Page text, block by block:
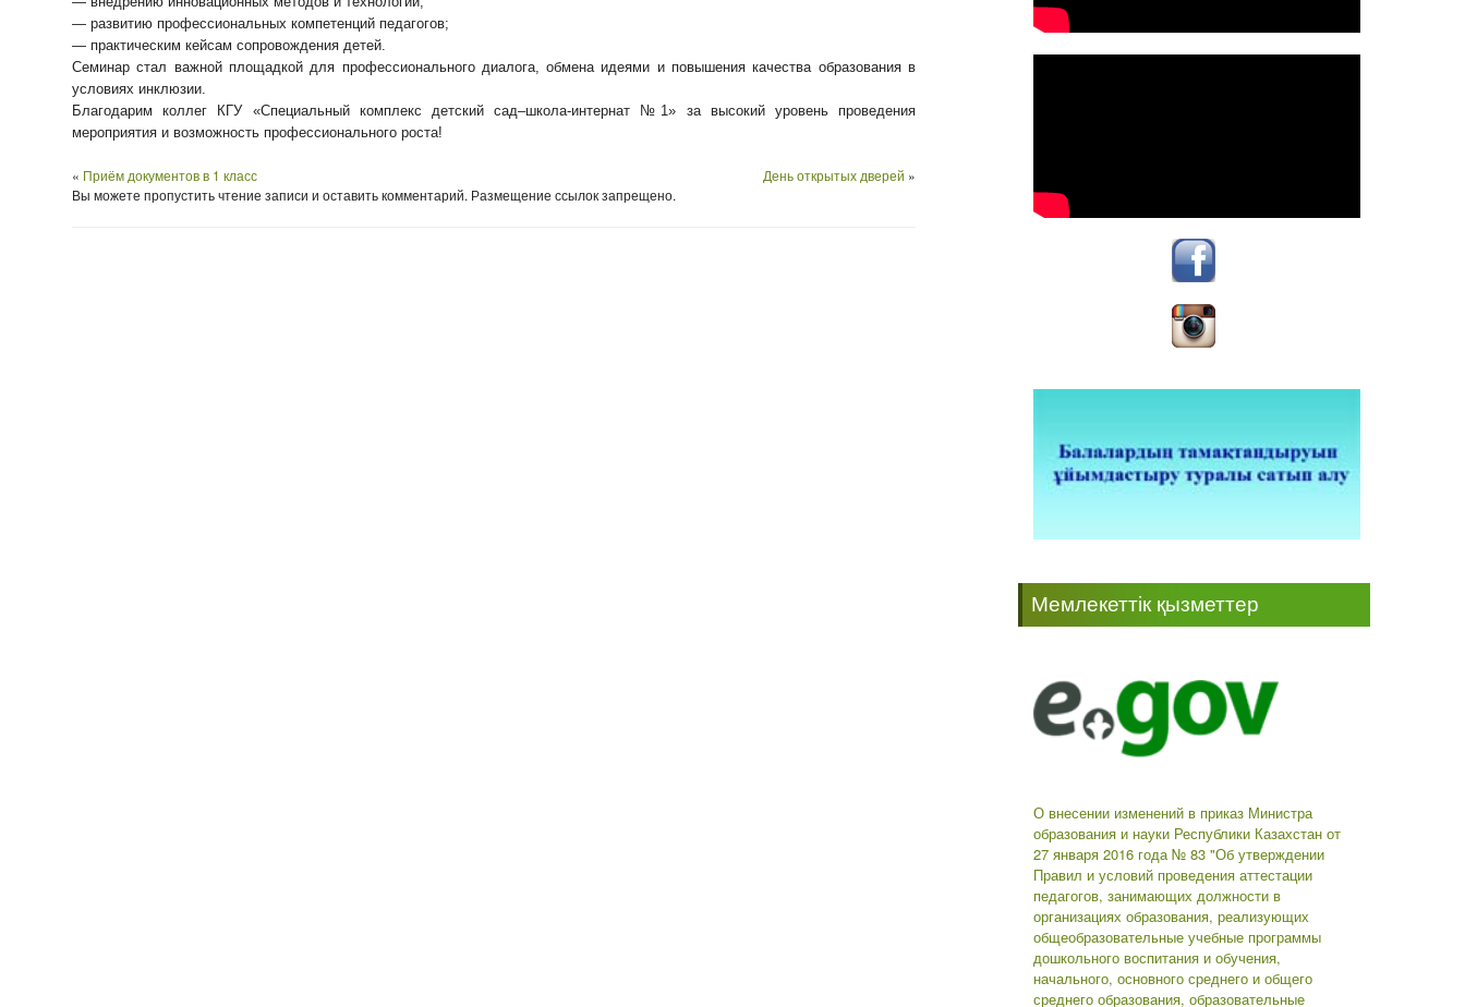
— развитию профессиональных компетенций педагогов;
— практическим кейсам сопровождения детей.
Семинар стал важной площадкой для профессионального диалога, обмена идеями и повышения качества образования в
условиях инклюзии.
Благодарим коллег КГУ «Специальный комплекс детский сад–школа-интернат №1» за высокий уровень проведения
мероприятия и возможность профессионального роста!
« Приём документов в 1 класс День открытых дверей »
Вы можете пропустить чтение записи и оставить комментарий. Размещение ссылок запрещено.
Мемлекеттік қызметтер
О внесении изменений в приказ Министра
образования и науки Республики Казахстан от
27 января 2016 года № 83 "Об утверждении
Правил и условий проведения аттестации
педагогов, занимающих должности в
организациях образования, реализующих
общеобразовательные учебные программы
дошкольного воспитания и обучения,
начального, основного среднего и общего
среднего образования, образовательные